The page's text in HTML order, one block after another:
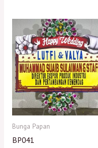
Bunga Papan
BP041